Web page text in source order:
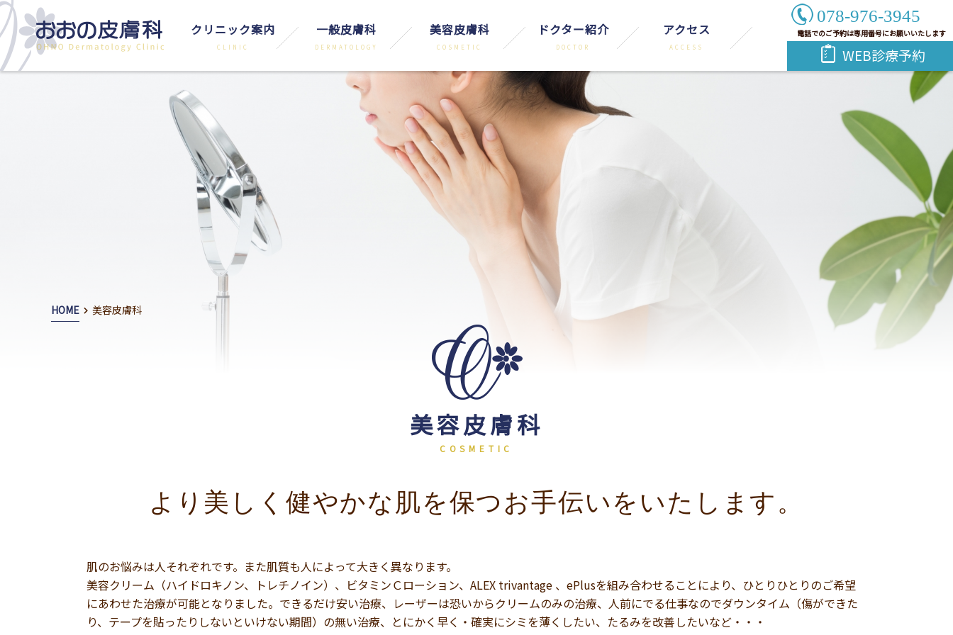
クリニック案内 一般皮膚科 美容皮膚科 ドクター紹介 アクセス
078-976-3945
電話でのご予約は専用番号にお願いいたします
WEB診療予約
HOME 美容皮膚科
美容皮膚科
より美しく健やかな肌を保つお手伝いをいたします。
肌のお悩みは人それぞれです。また肌質も人によって大きく異なります。
美容クリーム（ハイドロキノン、トレチノイン）、ビタミンＣローション、ALEX trivantage 、ePlusを組み合わせることにより、ひとりひとりのご希望
にあわせた治療が可能となりました。できるだけ安い治療、レーザーは恐いからクリームのみの治療、人前にでる仕事なのでダウンタイム（傷ができた
り、テープを貼ったりしないといけない期間）の無い治療、とにかく早く・確実にシミを薄くしたい、たるみを改善したいなど・・・